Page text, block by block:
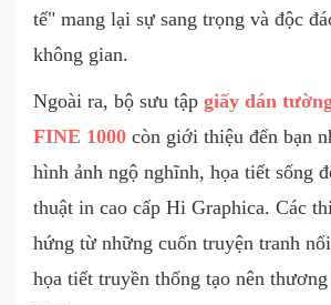
tế" mang lại sự sang trọng và độc
không gian.
Ngoài ra, bộ sưu tập giấy dán
FINE 1000 còn giới thiệu đến bạn
hình ảnh ngộ nghĩnh, họa tiết sống
thuật in cao cấp Hi Graphica. Các
hứng từ những cuốn truyện tranh
họa tiết truyền thống tạo nên